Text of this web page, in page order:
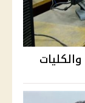
موعد تنسيق المرحلة الثانية 2026 والكليات